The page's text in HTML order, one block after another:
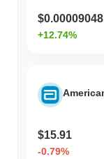
$0.00009048
+12.74%
$15.91
-0.79%